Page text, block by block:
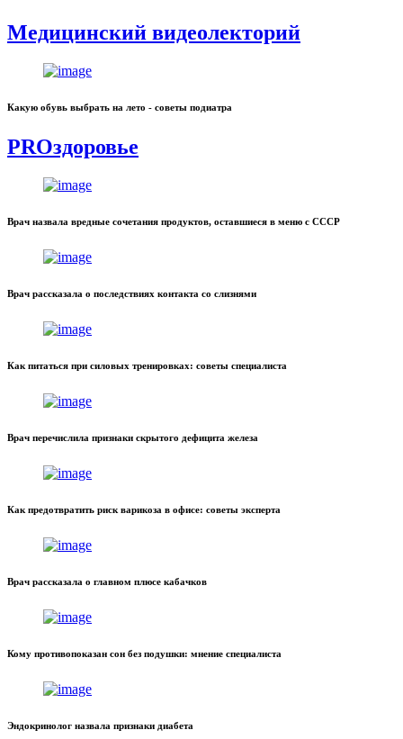
Медицинский видеолекторий
Какую обувь выбрать на лето - советы подиатра
PROздоровье
Врач назвала вредные сочетания продуктов, оставшиеся в меню с СССР
Врач рассказала о последствиях контакта со слизнями
Как питаться при силовых тренировках: советы специалиста
Врач перечислила признаки скрытого дефицита железа
Как предотвратить риск варикоза в офисе: советы эксперта
Врач рассказала о главном плюсе кабачков
Кому противопоказан сон без подушки: мнение специалиста
Эндокринолог назвала признаки диабета